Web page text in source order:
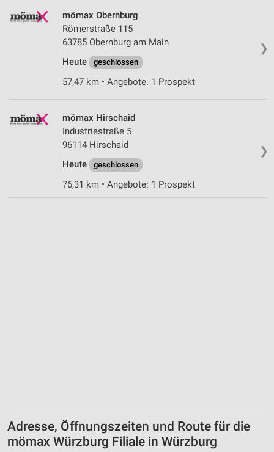
❯
mömax Obernburg
Römerstraße 115
63785 Obernburg am Main
Heute
geschlossen
57,47 km • Angebote: 1 Prospekt
❯
mömax Hirschaid
Industriestraße 5
96114 Hirschaid
Heute
geschlossen
76,31 km • Angebote: 1 Prospekt
Adresse, Öffnungszeiten und Route für die
mömax Würzburg Filiale in Würzburg